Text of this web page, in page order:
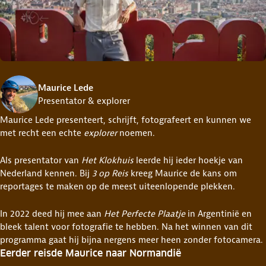
Maurice Lede
Presentator & explorer
Maurice Lede presenteert, schrijft, fotografeert en kunnen we
met recht een echte explorernoemen.
Als presentator van Het Klokhuisleerde hij ieder hoekje van
Nederland kennen. Bij 3 op Reiskreeg Maurice de kans om
reportages te maken op de meest uiteenlopende plekken.
In 2022 deed hij mee aan Het Perfecte Plaatjein Argentinië en
bleek talent voor fotografie te hebben. Na het winnen van dit
programma gaat hij bijna nergens meer heen zonder fotocamera.
Eerder reisde Maurice naar Normandië